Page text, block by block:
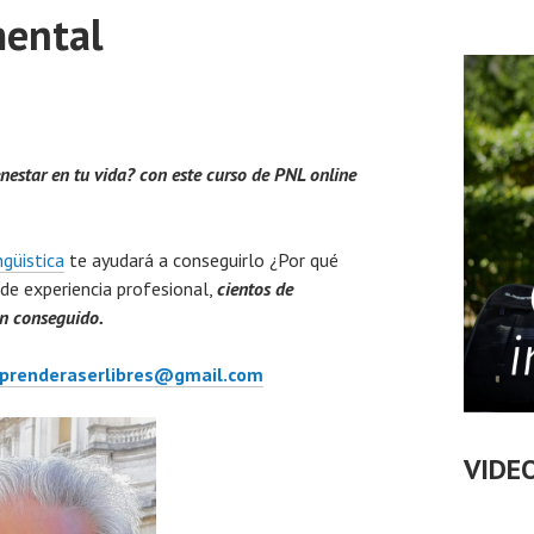
en tu vida? con este curso de PNL online
te ayudará a conseguirlo ¿Por qué
experiencia profesional, cientos de
conseguido.